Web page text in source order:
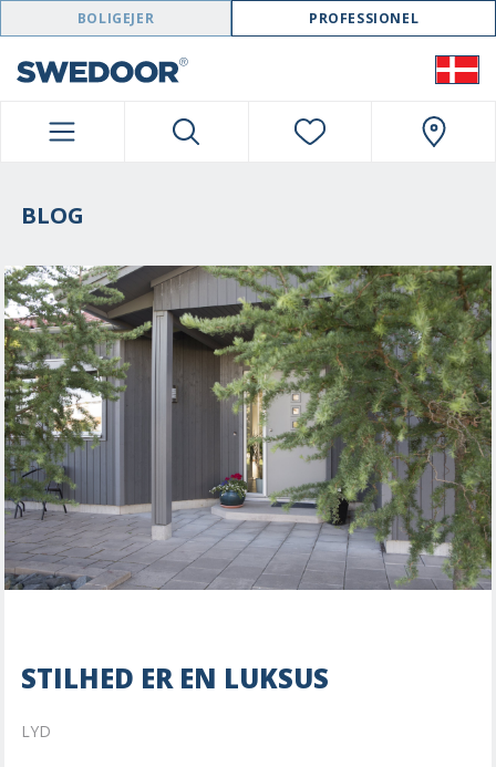
SWEDOOR NAVIGATION
BOLIGEJER PROFESSIONEL
BLOG
STILHED ER EN LUKSUS
LYD